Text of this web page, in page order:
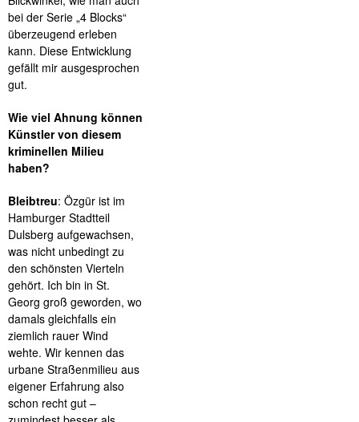
bei der Serie „4 Blocks“
überzeugend erleben
kann. Diese Entwicklung
gefällt mir ausgesprochen
gut.
Wie viel Ahnung können
Künstler von diesem
kriminellen Milieu
haben?
Bleibtreu: Özgür ist im
Hamburger Stadtteil
Dulsberg aufgewachsen,
was nicht unbedingt zu
den schönsten Vierteln
gehört. Ich bin in St.
Georg groß geworden, wo
damals gleichfalls ein
ziemlich rauer Wind
wehte. Wir kennen das
urbane Straßenmilieu aus
eigener Erfahrung also
schon recht gut –